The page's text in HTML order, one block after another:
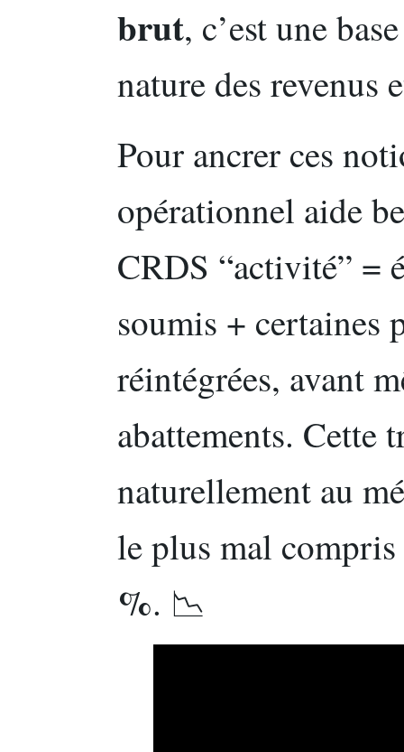
brut, c’est une
nature des revenus
Pour ancrer ces
opérationnel aide
CRDS “activité” =
soumis + certaines
réintégrées, avant
abattements. Cette
naturellement au
le plus mal compris
%. 📉